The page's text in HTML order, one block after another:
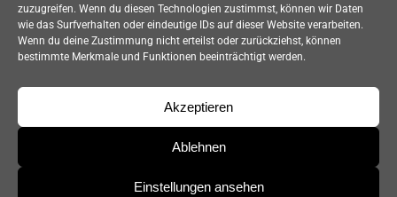
zuzugreifen. Wenn du diesen Technologien zustimmst, können wir Daten
wie das Surfverhalten oder eindeutige IDs auf dieser Website verarbeiten.
Wenn du deine Zustimmung nicht erteilst oder zurückziehst, können
bestimmte Merkmale und Funktionen beeinträchtigt werden.
Akzeptieren
Ablehnen
Einstellungen ansehen
Service
Buchung
Kontakt